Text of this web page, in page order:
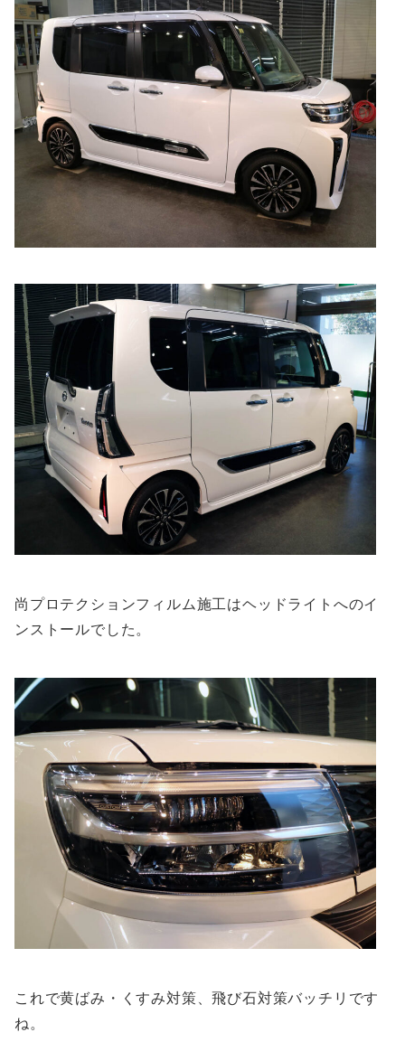
尚プロテクションフィルム施工はヘッドライトへのイ
ンストールでした。
これで黄ばみ・くすみ対策、飛び石対策バッチリです
ね。